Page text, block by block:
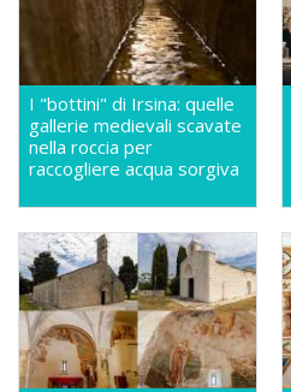
I "bottini" di Irsina: quelle
gallerie medievali scavate
nella roccia per
raccogliere acqua sorgiva